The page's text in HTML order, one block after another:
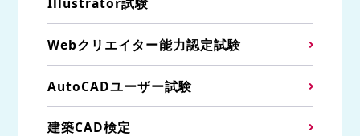
Webクリエイター能力認定試験
AutoCADユーザー試験
建築CAD検定